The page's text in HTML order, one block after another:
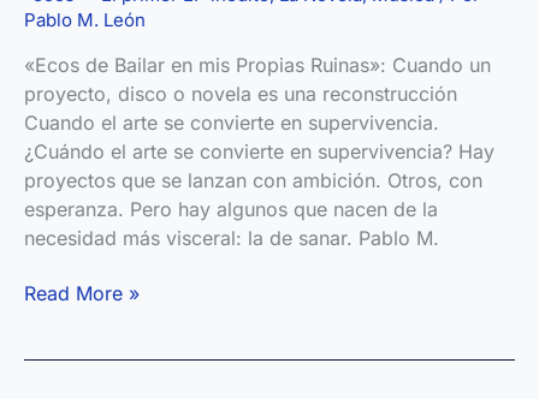
Pablo M. León
«Ecos de Bailar en mis Propias Ruinas»: Cuando un
proyecto, disco o novela es una reconstrucción
Cuando el arte se convierte en supervivencia.
¿Cuándo el arte se convierte en supervivencia? Hay
proyectos que se lanzan con ambición. Otros, con
esperanza. Pero hay algunos que nacen de la
necesidad más visceral: la de sanar. Pablo M.
«Ecos
Read More »